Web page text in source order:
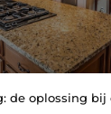
de oplossing bij